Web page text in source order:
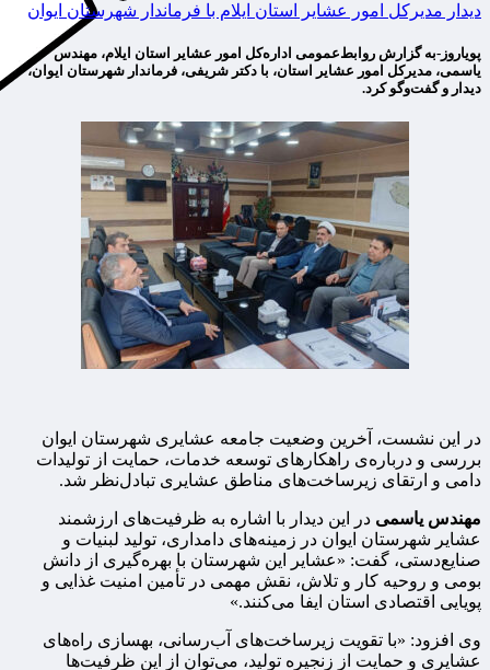
دیدار مدیرکل امور عشایر استان ایلام با فرماندار شهرستان ایوان
پویاروز-به گزارش روابط‌عمومی اداره‌کل امور عشایر استان ایلام، مهندس
یاسمی، مدیرکل امور عشایر استان، با دکتر شریفی، فرماندار شهرستان ایوان،
دیدار و گفت‌وگو کرد.
در این نشست، آخرین وضعیت جامعه عشایری شهرستان ایوان
بررسی و درباره‌ی راهکارهای توسعه خدمات، حمایت از تولیدات
دامی و ارتقای زیرساخت‌های مناطق عشایری تبادل‌نظر شد.
مهندس یاسمی در این دیدار با اشاره به ظرفیت‌های ارزشمند
عشایر شهرستان ایوان در زمینه‌های دامداری، تولید لبنیات و
صنایع‌دستی، گفت: «عشایر این شهرستان با بهره‌گیری از دانش
بومی و روحیه کار و تلاش، نقش مهمی در تأمین امنیت غذایی و
پویایی اقتصادی استان ایفا می‌کنند.»
وی افزود: «با تقویت زیرساخت‌های آب‌رسانی، بهسازی راه‌های
عشایری و حمایت از زنجیره تولید، می‌توان از این ظرفیت‌ها